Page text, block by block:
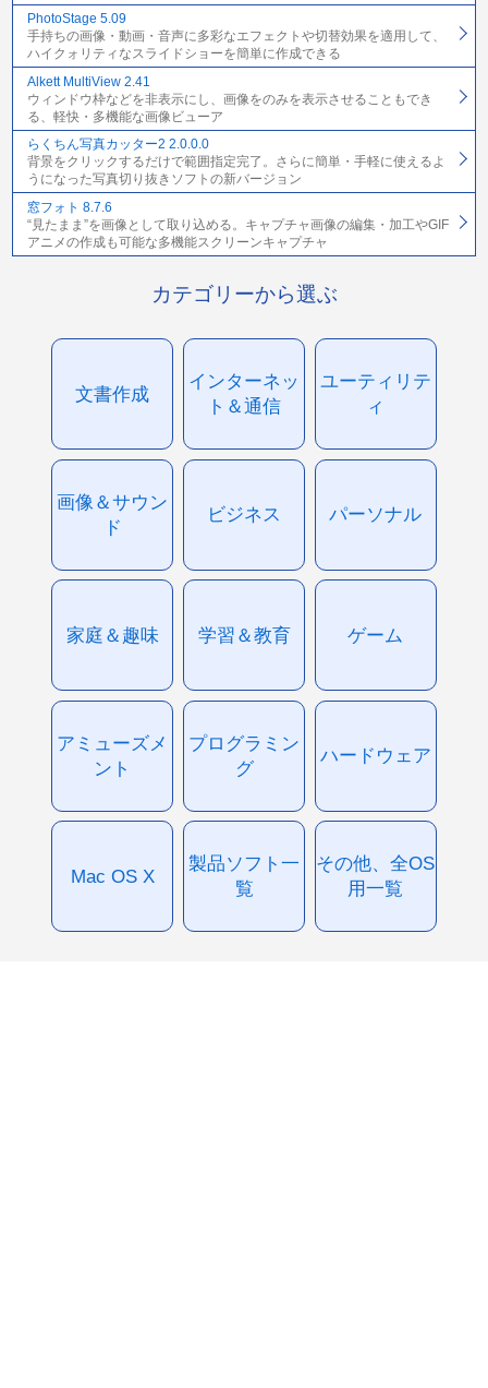
PhotoStage 5.09
手持ちの画像・動画・音声に多彩なエフェクトや切替効果を適用して、
ハイクォリティなスライドショーを簡単に作成できる
Alkett MultiView 2.41
ウィンドウ枠などを非表示にし、画像をのみを表示させることもでき
る、軽快・多機能な画像ビューア
らくちん写真カッター2 2.0.0.0
背景をクリックするだけで範囲指定完了。さらに簡単・手軽に使えるよ
うになった写真切り抜きソフトの新バージョン
窓フォト 8.7.6
“見たまま”を画像として取り込める。キャプチャ画像の編集・加工やGIF
アニメの作成も可能な多機能スクリーンキャプチャ
カテゴリーから選ぶ
文書作成
インターネッ
ト＆通信
ユーティリテ
ィ
画像＆サウン
ド
ビジネス パーソナル
家庭＆趣味 学習＆教育 ゲーム
アミューズメ
ント
プログラミン
グ
ハードウェア
Mac OS X
製品ソフト一
覧
その他、全OS
用一覧